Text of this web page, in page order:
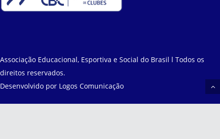
Associação Educacional, Esportiva e Social do Brasil l Todos os
direitos reservados.
Desenvolvido por Logos Comunicação